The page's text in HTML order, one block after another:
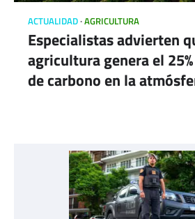
ACTUALIDAD AGRICULTURA
Especialistas advierten
agricultura genera el
de carbono en la